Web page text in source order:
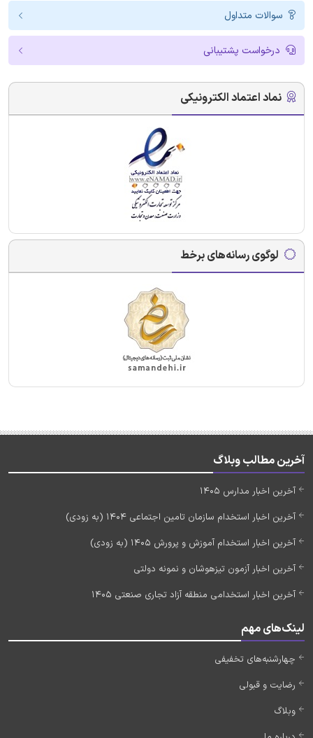
سوالات متداول
درخواست پشتیبانی
نماد اعتماد الکترونیکی
لوگوی رسانه‌های برخط
آخرین مطالب وبلاگ
آخرین اخبار مدارس 1405
آخرین اخبار استخدام سازمان تامین اجتماعی 1404 (به زودی)
آخرین اخبار استخدام آموزش و پرورش 1405 (به زودی)
آخرین اخبار آزمون تیزهوشان و نمونه دولتی
آخرین اخبار استخدامی منطقه آزاد تجاری صنعتی 1405
لینک‌های مهم
چهارشنبه‌های تخفیفی
رضایت و قبولی
وبلاگ